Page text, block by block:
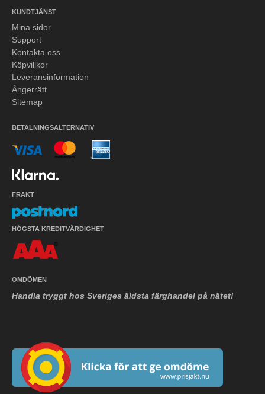
KUNDTJÄNST
Mina sidor
Support
Kontakta oss
Köpvillkor
Leveransinformation
Ångerrätt
Sitemap
BETALNINGSALTERNATIV
FRAKT
HÖGSTA KREDITVÄRDIGHET
OMDÖMEN
Handla tryggt hos Sveriges äldsta färghandel på nätet!